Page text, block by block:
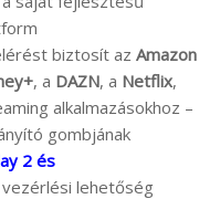
biztosít az Amazon
, a DAZN, a Netflix,
alkalmazásokhoz –
gombjának
2 és
lehetőség